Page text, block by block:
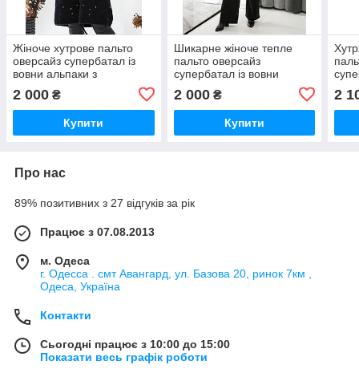
Жіноче хутрове пальто
оверсайз супербатал із
вовни альпаки з
Арт-3658/39
2 000 ₴
Купити
Шикарне жіноче тепле
пальто оверсайз
супербатал із вовни
Арт-3662/39
2 000₴
Купити
2
Про нас
89% позитивних з 27 відгуків за рік
Працює з 07.08.2013
м. Одеса
г. Одесса . смт Авангард, ул. Базова 20, ринок 7км ,
Одеса, Україна
Контакти
Сьогодні працює з 10:00 до 15:00
Показати весь графік роботи